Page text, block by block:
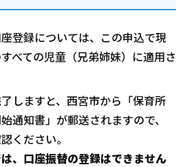
登録については、この申込で現
べての児童（兄弟姉妹）に適用さ
しますと、西宮市から「保育所
通知書」が郵送されますので、
ください。
は、口座振替の登録はできません